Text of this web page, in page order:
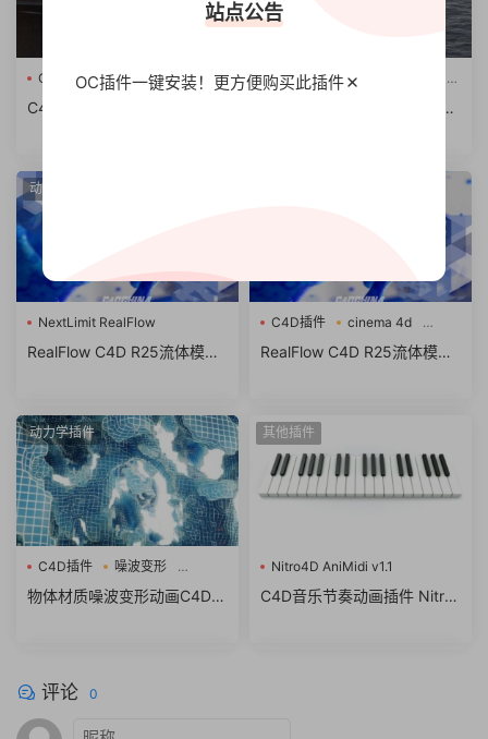
C4D插件 Drive V2.06.0
C4D插件-Drive V2.06.0 for
HOT4D for Cinema 4D R25
C4D真实波浪模拟插件 HOT4
动力学插件
NextLimit RealFlow
RealFlow
RealFlow C4D R25流体模拟
1-R25 Win破解版
C4D插件
cinema 4d
RealFlow C4D R25流体模拟
动力学插件
C4D插件
噪波变形
物体材质
物体材质噪波变形动画C4D插
其他插件
Nitro4D AniMidi v1.1
C4D音乐节奏动画插件 Nitro
评论 0
站点公告
OC插件一键安装！更方便购买此插件